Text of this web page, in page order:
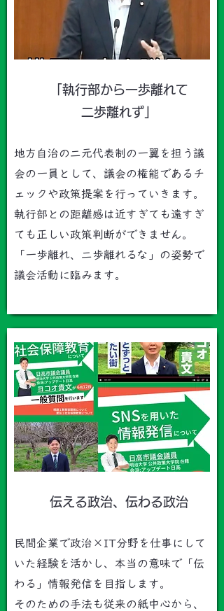
「​執行部から一歩離れて
二歩離れず」
地方自治の二元代表制の一翼を担う議
会の一員として、議会の権能であるチ
ェックや政策提案を行っていきます。
執行部との距離感は近すぎても遠すぎ
ても正しい政策判断ができません。
「一歩離れ、二歩離れるな」の姿勢で
議会活動に臨みます。
​伝える政治、伝わる政治
民間企業で政治×IT分野を仕事にして
いた経験を活かし、本当の意味で「伝
わる」情報発信を目指します。
そのための手法も従来の紙中心から、